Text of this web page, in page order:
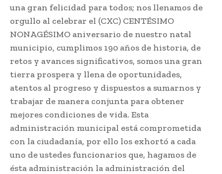
una gran felicidad para todos; nos llenamos de
orgullo al celebrar el (CXC) CENTÉSIMO
NONAGÉSIMO aniversario de nuestro natal
municipio, cumplimos 190 años de historia, de
retos y avances significativos, somos una gran
tierra prospera y llena de oportunidades,
atentos al progreso y dispuestos a sumarnos y
trabajar de manera conjunta para obtener
mejores condiciones de vida. Esta
administración municipal está comprometida
con la ciudadanía, por ello los exhortó a cada
uno de ustedes funcionarios que, hagamos de
ésta administración la administración del